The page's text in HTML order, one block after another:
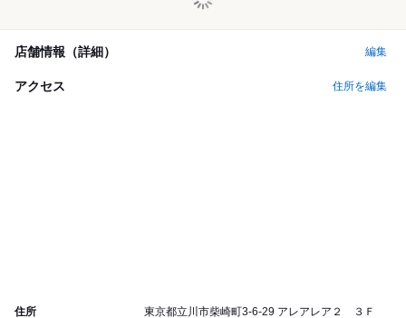
店舗情報（詳細） 編集
アクセス 住所を編集
住所 東京都立川市柴崎町3-6-29 アレアレア２ ３Ｆ